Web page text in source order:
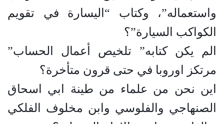
واستعماله”، وكتاب “اليسارة في تقويم
الكواكب السيارة”؟
الم يكن كتابه” تلخيص أعمال الحساب”
مرتكز اوروبا في حتى قرون متأخرة؟
اين نحن من علماء من طينة ابي اسحاق
الصنهاجي والفلوسي وابن مخلوف الفلكي